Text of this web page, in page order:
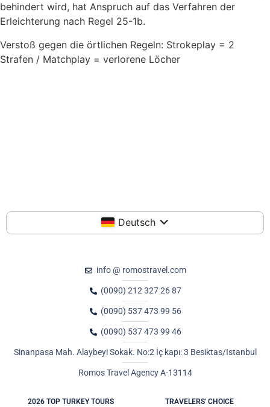
behindert wird, hat Anspruch auf das Verfahren der
Erleichterung nach Regel 25-1b.
Verstoß gegen die örtlichen Regeln: Strokeplay = 2
Strafen / Matchplay = verlorene Löcher
Deutsch
info @ romostravel.com
(0090) 212 327 26 87
(0090) 537 473 99 56
(0090) 537 473 99 46
Sinanpasa Mah. Alaybeyi Sokak. No:2 İç kapı: 3 Besiktas/Istanbul
Romos Travel Agency A-13114
2026 TOP TURKEY TOURS TRAVELERS' CHOICE